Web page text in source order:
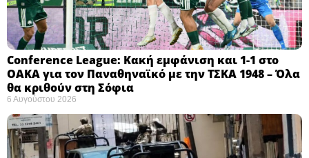
Conference League: Κακή εμφάνιση και 1-1 στο
ΟΑΚΑ για τον Παναθηναϊκό με την ΤΣΚΑ 1948 – Όλα
θα κριθούν στη Σόφια ​
6 Αυγούστου 2026